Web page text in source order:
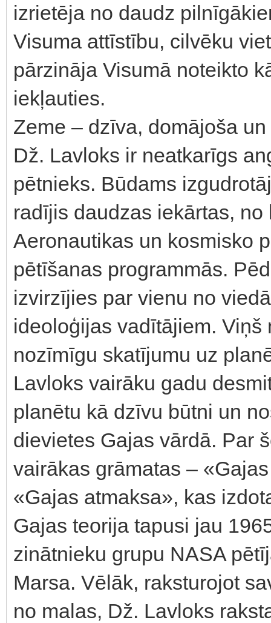
izrietēja no daudz
Visuma attīstību, cilvēku
pārzināja Visumā noteikto
iekļauties.
Zeme – dzīva, domājoša
Dž. Lavloks ir neatkarīgs
pētnieks. Būdams
radījis daudzas iekārtas,
Aeronautikas un kosmisko
pētīšanas programmās.
izvirzījies par vienu no
ideoloģijas vadītājiem.
nozīmīgu skatījumu uz
Lavloks vairāku gadu
planētu kā dzīvu būtni un
dievietes Gajas vārdā. Par
vairākas grāmatas –
«Gajas atmaksa», kas
Gajas teorija tapusi jau
zinātnieku grupu NASA
Marsa. Vēlāk, raksturojot
no malas, Dž. Lavloks